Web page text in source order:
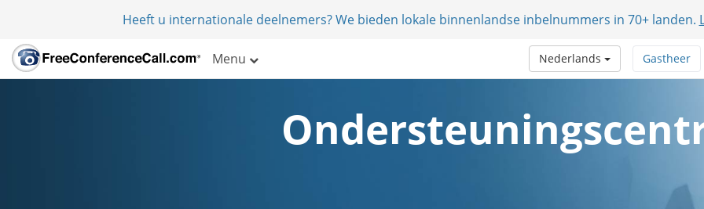
Heeft u internationale deelnemers? We bieden lokale binnenlandse inbelnummers in 70+ landen.
Menu Gastheer
Nederlands